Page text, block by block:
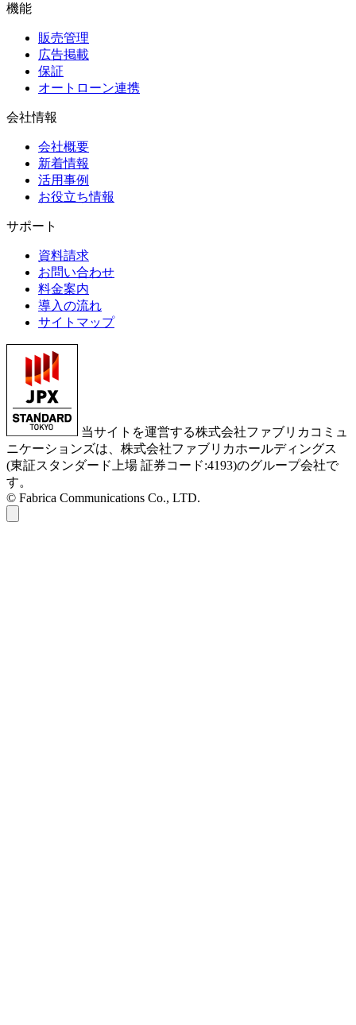
機能
販売管理
広告掲載
保証
オートローン連携
会社情報
会社概要
新着情報
活用事例
お役立ち情報
サポート
資料請求
お問い合わせ
料金案内
導入の流れ
サイトマップ
当サイトを運営する株式会社ファブリカコミュ
ニケーションズは、株式会社ファブリカホールディングス
(東証スタンダード上場 証券コード:4193)のグループ会社で
す。
© Fabrica Communications Co., LTD.